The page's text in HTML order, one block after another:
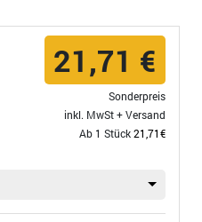
21,71 €
Sonderpreis
inkl. MwSt +Versand
Ab 1 Stück21,71€